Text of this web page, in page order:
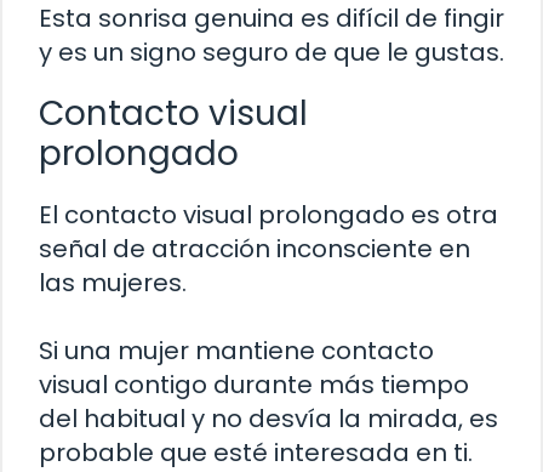
Esta sonrisa genuina es difícil de fingir
y es un signo seguro de que le gustas.
Contacto visual
prolongado
El contacto visual prolongado es otra
señal de atracción inconsciente en
las mujeres.
Si una mujer mantiene contacto
visual contigo durante más tiempo
del habitual y no desvía la mirada, es
probable que esté interesada en ti.